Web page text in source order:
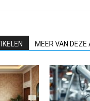
MEER VAN DEZE